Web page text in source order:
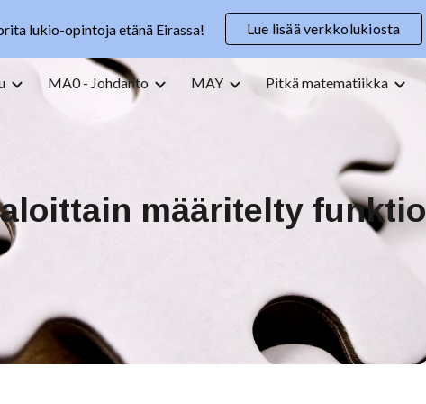
to main content Skip to navigation
lukio-opintoja etänä Eirassa! Lue lisää verkkolukiosta
MA0 - Johdanto MAY Pitkä matematiikka
määritelty funktio